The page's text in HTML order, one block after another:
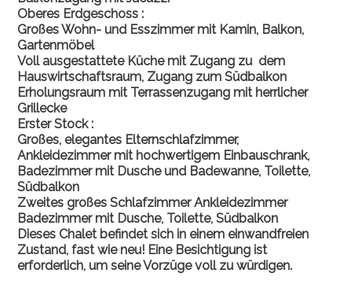
Oberes Erdgeschoss :
Großes Wohn- und Esszimmer mit Kamin, Balkon,
Gartenmöbel
Voll ausgestattete Küche mit Zugang zu dem
Hauswirtschaftsraum, Zugang zum Südbalkon
Erholungsraum mit Terrassenzugang mit herrlicher
Grillecke
Erster Stock :
Großes, elegantes Elternschlafzimmer,
Ankleidezimmer mit hochwertigem Einbauschrank,
Badezimmer mit Dusche und Badewanne, Toilette,
Südbalkon
Zweites großes Schlafzimmer Ankleidezimmer
Badezimmer mit Dusche, Toilette, Südbalkon
Dieses Chalet befindet sich in einem einwandfreien
Zustand, fast wie neu! Eine Besichtigung ist
erforderlich, um seine Vorzüge voll zu würdigen.